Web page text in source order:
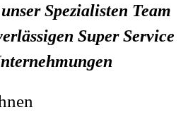
Spezialisten Team
Super Service